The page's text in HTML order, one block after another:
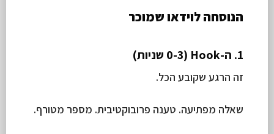
הנוסחה לוידאו שמוכר
1. ה-Hook (0-3 שניות)
זה הרגע שקובע הכל.
שאלה מפתיעה. טענה פרובוקטיבית. מספר מטורף.